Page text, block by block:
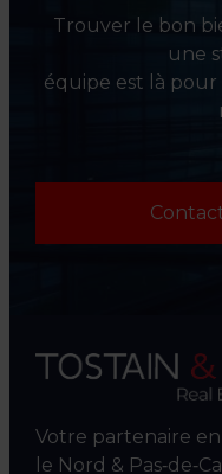
Trouver le bon
une
équipe est là
Votre partenaire
le Nord &